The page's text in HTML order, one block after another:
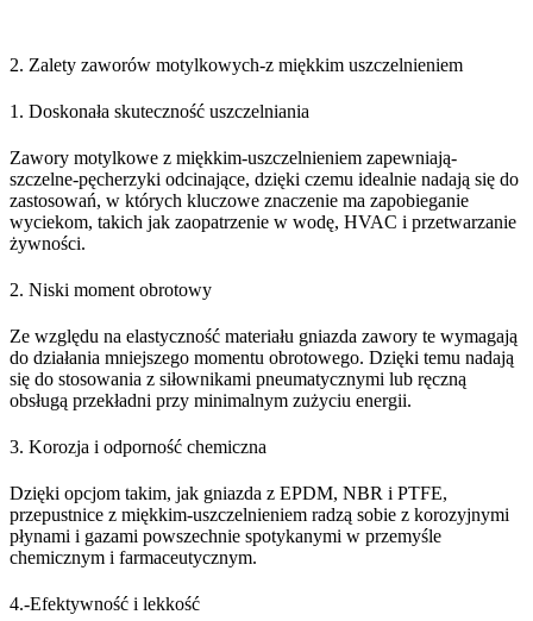
2. Zalety zaworów motylkowych-z miękkim uszczelnieniem
1. Doskonała skuteczność uszczelniania
Zawory motylkowe z miękkim-uszczelnieniem zapewniają-
szczelne-pęcherzyki odcinające, dzięki czemu idealnie nadają się do
zastosowań, w których kluczowe znaczenie ma zapobieganie
wyciekom, takich jak zaopatrzenie w wodę, HVAC i przetwarzanie
żywności.
2. Niski moment obrotowy
Ze względu na elastyczność materiału gniazda zawory te wymagają
do działania mniejszego momentu obrotowego. Dzięki temu nadają
się do stosowania z siłownikami pneumatycznymi lub ręczną
obsługą przekładni przy minimalnym zużyciu energii.
3. Korozja i odporność chemiczna
Dzięki opcjom takim, jak gniazda z EPDM, NBR i PTFE,
przepustnice z miękkim-uszczelnieniem radzą sobie z korozyjnymi
płynami i gazami powszechnie spotykanymi w przemyśle
chemicznym i farmaceutycznym.
4.-Efektywność i lekkość